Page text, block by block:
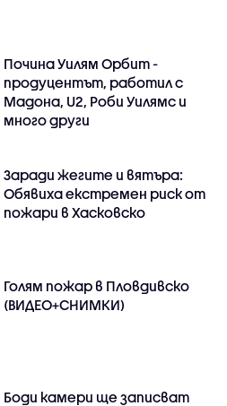
Почина Уилям Орбит -
продуцентът, работил с
Мадона, U2, Роби Уилямс и
много други
Заради жегите и вятъра:
Обявиха екстремен риск от
пожари в Хасковско
Голям пожар в Пловдивско
(ВИДЕО+СНИМКИ)
Боди камери ще записват